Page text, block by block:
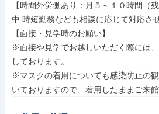
【時間外労働あり：月５～１０時間（
中 時短勤務なども相談に応じて対応さ
【面接・見学時のお願い】
※面接や見学でお越しいただく際には
しております。
※マスクの着用についても感染防止の
いておりますので、着用したままご来館